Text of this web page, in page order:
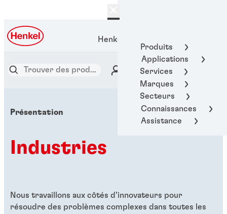
Produits
Applications
Services
Marques
Secteurs
Connaissances
Assistance
Henkel Adhesive Technologies
Présentation
Industries
Nous travaillons aux côtés d’innovateurs pour
résoudre des problèmes complexes dans toutes les